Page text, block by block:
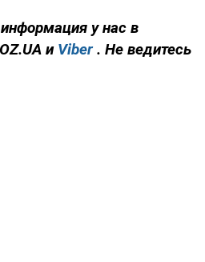
у нас в
и Viber . Не ведитесь